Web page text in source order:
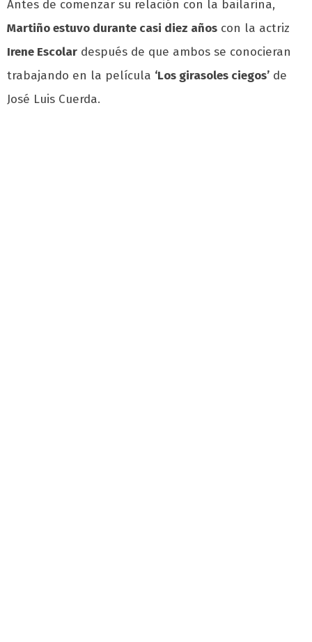
Antes de comenzar su relación con la bailarina,
Martiño estuvo durante casi diez años con la actriz
Irene Escolar después de que ambos se conocieran
trabajando en la película ‘Los girasoles ciegos’ de
José Luis Cuerda.